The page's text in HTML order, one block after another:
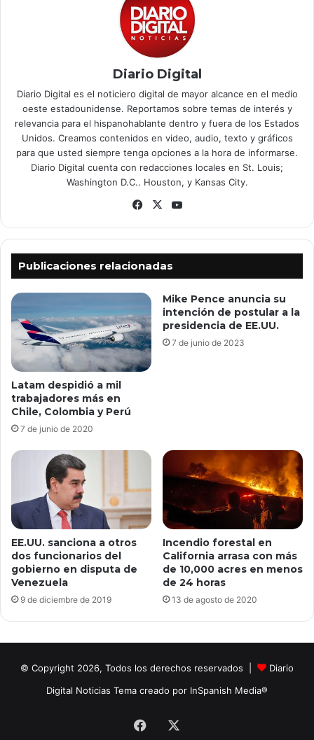
Diario Digital
Diario Digital es el noticiero digital de mayor alcance en el medio
oeste estadounidense. Reportamos sobre temas de interés y
relevancia para el hispanohablante dentro y fuera de los Estados
Unidos. Creamos contenidos en video, audio, texto y gráficos
para que usted siempre tenga opciones a la hora de informarse.
Diario Digital cuenta con redacciones locales en St. Louis;
Washington D.C.. Houston, y Kansas City.
Fa
bo
ok
X
ub
e
Publicaciones relacionadas
Latam despidió a mil
trabajadores más en
Chile, Colombia y Perú
7 de junio de 2020
Mike Pence anuncia su
intención de postular a la
presidencia de EE.UU.
7 de junio de 2023
EE.UU. sanciona a otros
dos funcionarios del
gobierno en disputa de
Venezuela
9 de diciembre de 2019
Incendio forestal en
California arrasa con más
de 10,000 acres en menos
de 24 horas
13 de agosto de 2020
© Copyright 2026, Todos los derechos reservados |
Diario
Digital Noticias Tema creado por InSpanish Media®
Facebook